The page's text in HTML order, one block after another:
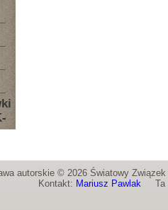
autorskie © 2026 Światowy
Kontakt: Mariusz PawlakTa